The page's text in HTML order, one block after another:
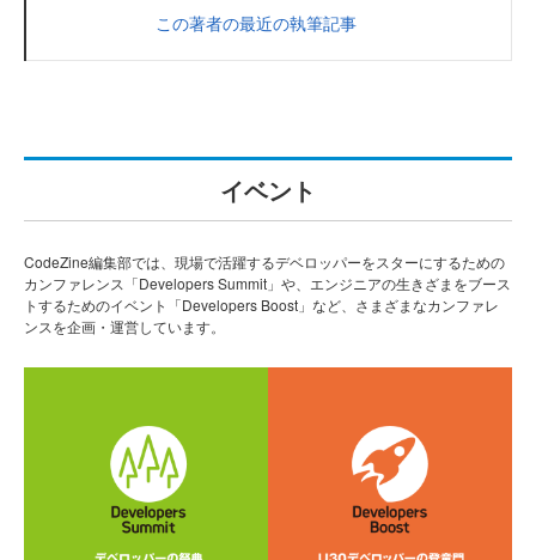
この著者の最近の執筆記事
イベント
CodeZine編集部では、現場で活躍するデベロッパーをスターにするための
カンファレンス「Developers Summit」や、エンジニアの生きざまをブース
トするためのイベント「Developers Boost」など、さまざまなカンファレ
ンスを企画・運営しています。